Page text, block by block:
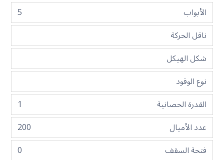
الأبواب
5
ناقل الحركة
شكل الهيكل
نوع الوقود
القدرة الحصانية
1
عدد الأميال
200
فتحة السقف
0